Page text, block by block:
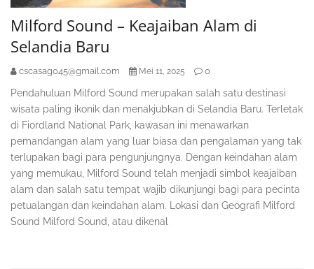
Milford Sound – Keajaiban Alam di
Selandia Baru
cscasag045@gmail.com Mei 11, 2025 0
Pendahuluan Milford Sound merupakan salah satu destinasi
wisata paling ikonik dan menakjubkan di Selandia Baru. Terletak
di Fiordland National Park, kawasan ini menawarkan
pemandangan alam yang luar biasa dan pengalaman yang tak
terlupakan bagi para pengunjungnya. Dengan keindahan alam
yang memukau, Milford Sound telah menjadi simbol keajaiban
alam dan salah satu tempat wajib dikunjungi bagi para pecinta
petualangan dan keindahan alam. Lokasi dan Geografi Milford
Sound Milford Sound, atau dikenal